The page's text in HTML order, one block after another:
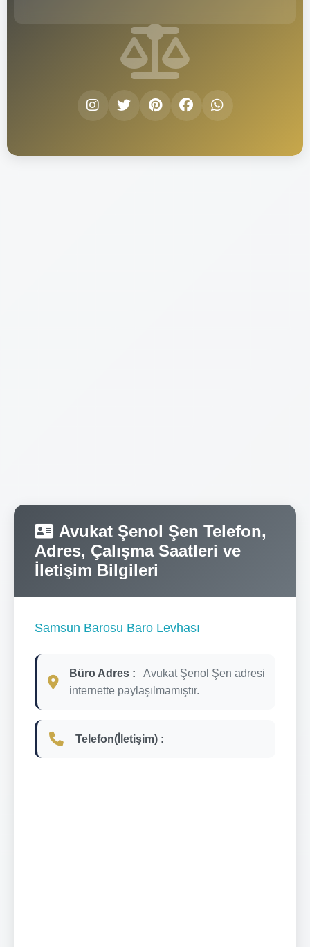
Avukat Şenol Şen Telefon,
Adres, Çalışma Saatleri ve
İletişim Bilgileri
Samsun Barosu Baro Levhası
Büro Adres :
Avukat Şenol Şen adresi
internette paylaşılmamıştır.
Telefon(İletişim) :